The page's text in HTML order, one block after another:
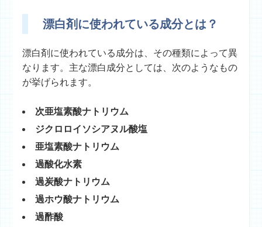
漂白剤に使われている成分とは？
漂白剤に使われている成分は、その種類によって異
なります。主な漂白成分としては、次のようなもの
が挙げられます。
次亜塩素酸ナトリウム
ジクロロイソシアヌル酸塩
亜塩素酸ナトリウム
過酸化水素
過炭酸ナトリウム
過ホウ酸ナトリウム
過酢酸